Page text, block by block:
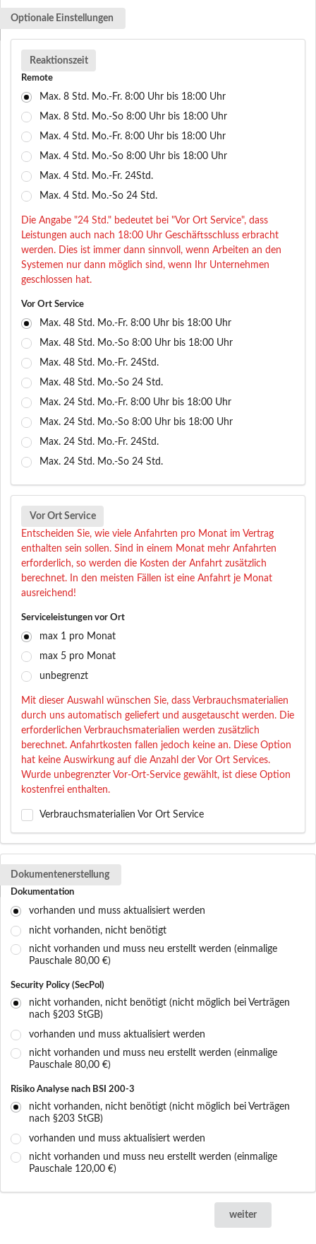
Optionale Einstellungen
Reaktionszeit
Remote
Max. 8 Std. Mo.-Fr. 8:00 Uhr bis 18:00 Uhr
Max. 8 Std. Mo.-So 8:00 Uhr bis 18:00 Uhr
Max. 4 Std. Mo.-Fr. 8:00 Uhr bis 18:00 Uhr
Max. 4 Std. Mo.-So 8:00 Uhr bis 18:00 Uhr
Max. 4 Std. Mo.-Fr. 24Std.
Max. 4 Std. Mo.-So 24 Std.
Die Angabe "24 Std." bedeutet bei "Vor Ort Service", dass
Leistungen auch nach 18:00 Uhr Geschäftsschluss erbracht
werden. Dies ist immer dann sinnvoll, wenn Arbeiten an den
Systemen nur dann möglich sind, wenn Ihr Unternehmen
geschlossen hat.
Vor Ort Service
Max. 48 Std. Mo.-Fr. 8:00 Uhr bis 18:00 Uhr
Max. 48 Std. Mo.-So 8:00 Uhr bis 18:00 Uhr
Max. 48 Std. Mo.-Fr. 24Std.
Max. 48 Std. Mo.-So 24 Std.
Max. 24 Std. Mo.-Fr. 8:00 Uhr bis 18:00 Uhr
Max. 24 Std. Mo.-So 8:00 Uhr bis 18:00 Uhr
Max. 24 Std. Mo.-Fr. 24Std.
Max. 24 Std. Mo.-So 24 Std.
Vor Ort Service
Entscheiden Sie, wie viele Anfahrten pro Monat im Vertrag
enthalten sein sollen. Sind in einem Monat mehr Anfahrten
erforderlich, so werden die Kosten der Anfahrt zusätzlich
berechnet. In den meisten Fällen ist eine Anfahrt je Monat
ausreichend!
Serviceleistungen vor Ort
max 1 pro Monat
max 5 pro Monat
unbegrenzt
Mit dieser Auswahl wünschen Sie, dass Verbrauchsmaterialien
durch uns automatisch geliefert und ausgetauscht werden. Die
erforderlichen Verbrauchsmaterialien werden zusätzlich
berechnet. Anfahrtkosten fallen jedoch keine an. Diese Option
hat keine Auswirkung auf die Anzahl der Vor Ort Services.
Wurde unbegrenzter Vor-Ort-Service gewählt, ist diese Option
kostenfrei enthalten.
Verbrauchsmaterialien Vor Ort Service
Dokumentenerstellung
Dokumentation
vorhanden und muss aktualisiert werden
nicht vorhanden, nicht benötigt
nicht vorhanden und muss neu erstellt werden (einmalige
Pauschale 80,00 €)
Security Policy (SecPol)
nicht vorhanden, nicht benötigt (nicht möglich bei Verträgen
nach §203 StGB)
vorhanden und muss aktualisiert werden
nicht vorhanden und muss neu erstellt werden (einmalige
Pauschale 80,00 €)
Risiko Analyse nach BSI 200-3
nicht vorhanden, nicht benötigt (nicht möglich bei Verträgen
nach §203 StGB)
vorhanden und muss aktualisiert werden
nicht vorhanden und muss neu erstellt werden (einmalige
Pauschale 120,00 €)
weiter